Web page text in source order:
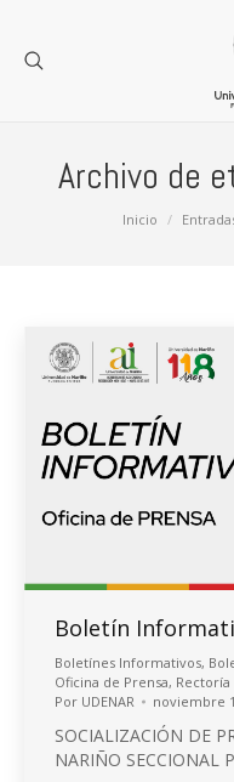
Archivo de
Inicio
Boletín
Boletínes Informativos,
Oficina de Prensa, Rectoría
Por UDENAR noviembre
SOCIALIZACIÓN DE
NARIÑO SECCIONAL